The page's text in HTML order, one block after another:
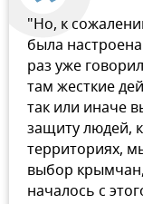
"Но, к
была
раз уже
там жесткие
так или иначе
защиту людей,
территориях,
выбор крымчан,
началось с